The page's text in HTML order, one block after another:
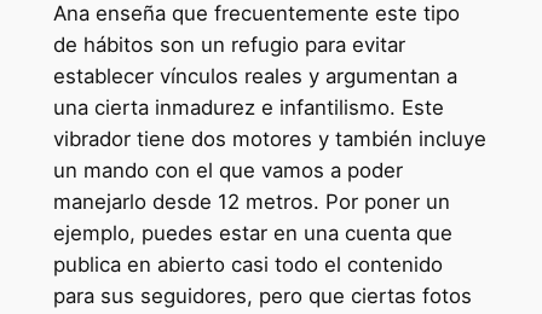
Ana enseña que frecuentemente este tipo
de hábitos son un refugio para evitar
establecer vínculos reales y argumentan a
una cierta inmadurez e infantilismo. Este
vibrador tiene dos motores y también incluye
un mando con el que vamos a poder
manejarlo desde 12 metros. Por poner un
ejemplo, puedes estar en una cuenta que
publica en abierto casi todo el contenido
para sus seguidores, pero que ciertas fotos